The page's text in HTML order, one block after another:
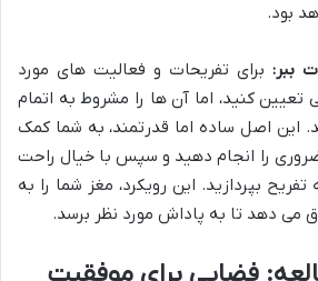
بود.
ببر: برای تفریحات و فعالیت های مورد
کنید، اما آن ها را مشروط به اتمام
این اصل ساده اما قدرتمند، به شما کمک
را انجام دهید و سپس با خیال راحت
بپردازید. این رویکرد، مغز شما را به
دهد تا به پاداش مورد نظر برسد.